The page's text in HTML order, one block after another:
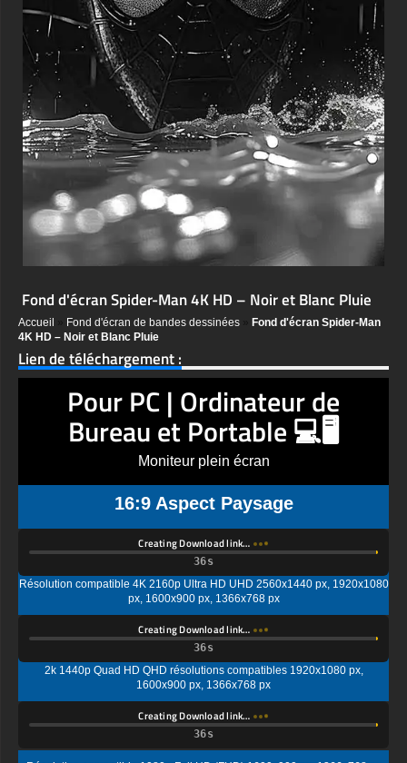
Fond d'écran Spider-Man 4K HD – Noir et Blanc Pluie
Accueil Fond d'écran de bandes dessinées
Fond d'écran Spider-Man
4K HD – Noir et Blanc Pluie
Lien de téléchargement :
Pour PC | Ordinateur de
Bureau et Portable 💻🖥️
Moniteur plein écran
16:9 Aspect Paysage
Creating Download link…
Résolution compatible 4K 2160p Ultra HD UHD 2560x1440 px, 1920x1080
px, 1600x900 px, 1366x768 px
Creating Download link…
2k 1440p Quad HD QHD résolutions compatibles 1920x1080 px,
Creating Download link…
Résolution compatible 1080p Full HD (FHD) 1600x900 px, 1366x768 px